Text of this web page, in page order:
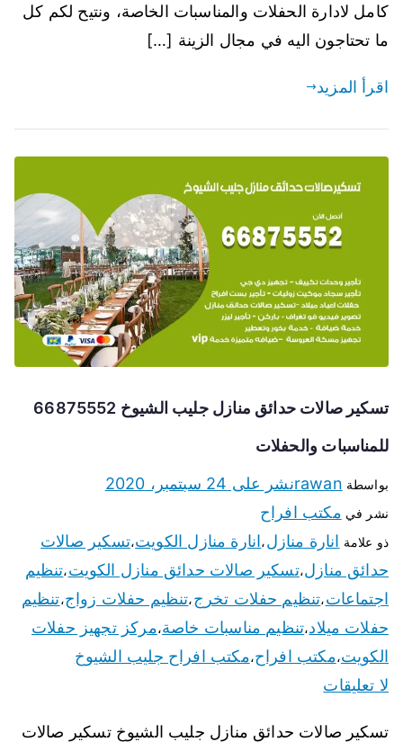
كامل لادارة الحفلات والمناسبات الخاصة، ونتيح لكم كل
ما تحتاجون اليه في مجال الزينة […]
اقرأ المزيد
تسكير صالات حدائق منازل جليب الشيوخ 66875552
للمناسبات والحفلات
بواسطة rawanنشر على 24 سبتمبر، 2020
نشر في مكتب افراح
ذو علامة انارة منازل،انارة منازل الكويت،تسكير صالات
حدائق منازل،تسكير صالات حدائق منازل الكويت،تنظيم
اجتماعات،تنظيم حفلات تخرج،تنظيم حفلات زواج،تنظيم
حفلات ميلاد،تنظيم مناسبات خاصة،مركز تجهيز حفلات
الكويت،مكتب افراح،مكتب افراح جليب الشيوخ
لا تعليقات
تسكير صالات حدائق منازل جليب الشيوخ تسكير صالات